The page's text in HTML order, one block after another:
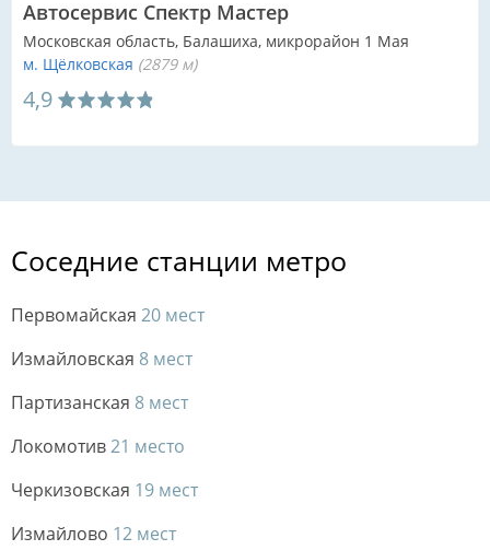
Автосервис Спектр Мастер
Московская область, Балашиха, микрорайон 1 Мая
м. Щёлковская (2879 м)
4,9
Соседние станции метро
Первомайская 20 мест
Измайловская 8 мест
Партизанская 8 мест
Локомотив 21 место
Черкизовская 19 мест
Измайлово 12 мест